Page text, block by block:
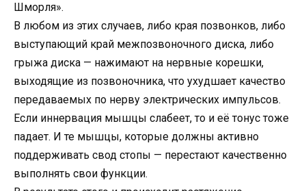
Шморля».
В любом из этих случаев, либо края позвонков, либо
выступающий край межпозвоночного диска, либо
грыжа диска — нажимают на нервные корешки,
выходящие из позвоночника, что ухудшает качество
передаваемых по нерву электрических импульсов.
Если иннервация мышцы слабеет, то и её тонус тоже
падает. И те мышцы, которые должны активно
поддерживать свод стопы — перестают качественно
выполнять свои функции.